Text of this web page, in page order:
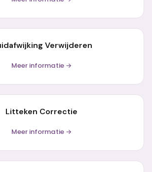
Verwijderen
Meer informatie →
Litteken Correctie
Meer informatie →